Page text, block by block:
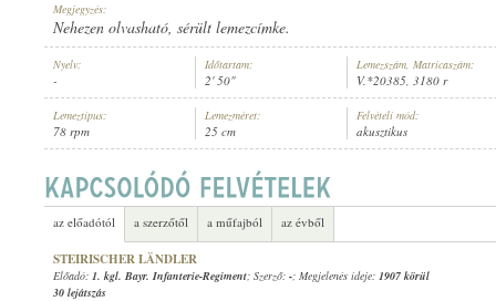
1. KGL. BAYR. INFANTERIE-REGIMENT
LEMEZSZÁM:
Megjegyzés:
Nehezen olvasható, sérült lemezcímke.
Nyelv:
-
Időtartam:
2' 50"
Lemezszám, Matricaszám:
V.*20385, 3180 r
Lemeztípus:
78 rpm
Lemezméret:
25 cm
Felvételi mód:
akusztikus
az előadótól a szerzőtől a műfajból az évből
STEIRISCHER LÄNDLER
Előadó: 1. kgl. Bayr. Infanterie-Regiment; Szerző: -; Megjelenés ideje: 1907 körül
30 lejátszás